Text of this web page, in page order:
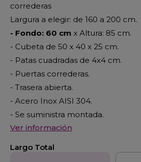
correderas
Largura a elegir: de 160 a 200 cm.
- Fondo: 60 cm x Altura: 85 cm.
- Cubeta de 50 x 40 x 25 cm.
- Patas cuadradas de 4x4 cm.
- Puertas correderas.
- Trasera abierta.
- Acero Inox AISI 304.
- Se suministra montada.
Ver información
Largo Total